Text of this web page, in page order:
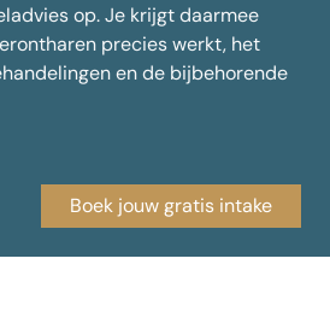
op. Je krijgt daarmee
precies werkt, het
en de bijbehorende
Boek jouw gratis intake